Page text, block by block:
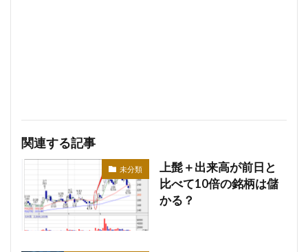
関連する記事
未分類
上髭＋出来高が前日と
比べて10倍の銘柄は儲
かる？